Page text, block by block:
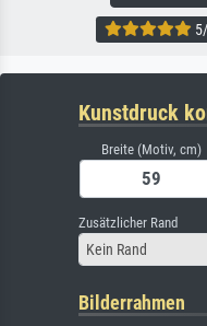
Kunstdruck
Breite (Motiv, cm)
Zusätzlicher Rand
Kein Rand
Bilderrahmen